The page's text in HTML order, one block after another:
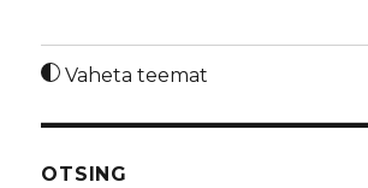
Vaheta teemat
OTSING